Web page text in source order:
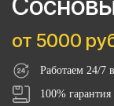
от 5000
Работаем 24/7
100%